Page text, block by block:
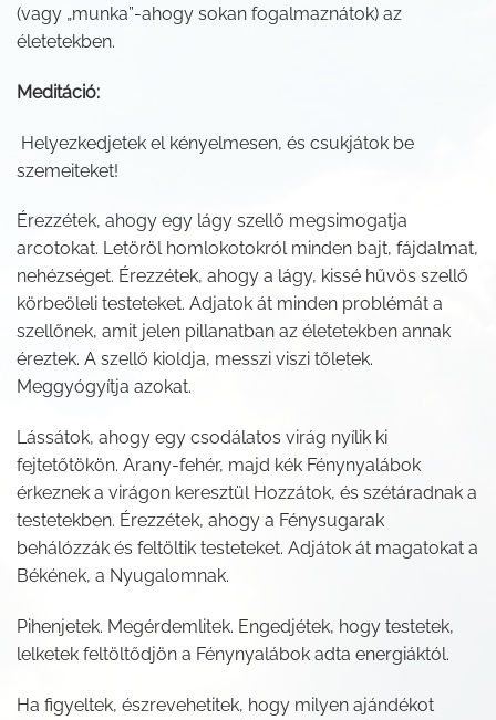
(vagy „munka”-ahogy sokan fogalmaznátok) az
életetekben.
Meditáció:
Helyezkedjetek el kényelmesen, és csukjátok be
szemeiteket!
Érezzétek, ahogy egy lágy szellő megsimogatja
arcotokat. Letöröl homlokotokról minden bajt, fájdalmat,
nehézséget. Érezzétek, ahogy a lágy, kissé hűvös szellő
körbeöleli testeteket. Adjatok át minden problémát a
szellőnek, amit jelen pillanatban az életetekben annak
éreztek. A szellő kioldja, messzi viszi tőletek.
Meggyógyítja azokat.
Lássátok, ahogy egy csodálatos virág nyílik ki
fejtetőtökön. Arany-fehér, majd kék Fénynyalábok
érkeznek a virágon keresztül Hozzátok, és szétáradnak a
testetekben. Érezzétek, ahogy a Fénysugarak
behálózzák és feltöltik testeteket. Adjátok át magatokat a
Békének, a Nyugalomnak.
Pihenjetek. Megérdemlitek. Engedjétek, hogy testetek,
lelketek feltöltődjön a Fénynyalábok adta energiáktól.
Ha figyeltek, észrevehetitek, hogy milyen ajándékot